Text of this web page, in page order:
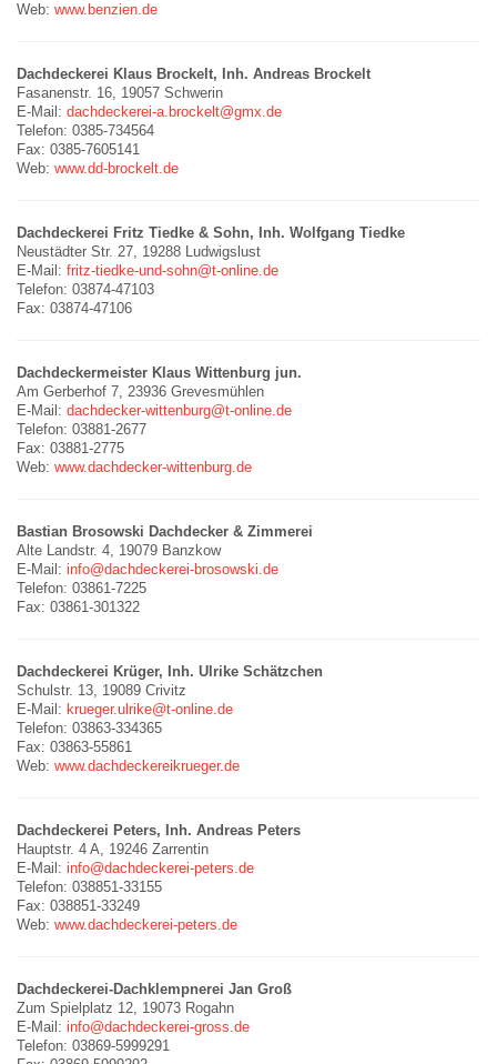
Web: www.benzien.de
Dachdeckerei Klaus Brockelt, Inh. Andreas Brockelt
Fasanenstr. 16, 19057 Schwerin
E-Mail: dachdeckerei-a.brockelt@gmx.de
Telefon: 0385-734564
Fax: 0385-7605141
Web: www.dd-brockelt.de
Dachdeckerei Fritz Tiedke & Sohn, Inh. Wolfgang Tiedke
Neustädter Str. 27, 19288 Ludwigslust
E-Mail: fritz-tiedke-und-sohn@t-online.de
Telefon: 03874-47103
Fax: 03874-47106
Dachdeckermeister Klaus Wittenburg jun.
Am Gerberhof 7, 23936 Grevesmühlen
E-Mail: dachdecker-wittenburg@t-online.de
Telefon: 03881-2677
Fax: 03881-2775
Web: www.dachdecker-wittenburg.de
Bastian Brosowski Dachdecker & Zimmerei
Alte Landstr. 4, 19079 Banzkow
E-Mail: info@dachdeckerei-brosowski.de
Telefon: 03861-7225
Fax: 03861-301322
Dachdeckerei Krüger, Inh. Ulrike Schätzchen
Schulstr. 13, 19089 Crivitz
E-Mail: krueger.ulrike@t-online.de
Telefon: 03863-334365
Fax: 03863-55861
Web: www.dachdeckereikrueger.de
Dachdeckerei Peters, Inh. Andreas Peters
Hauptstr. 4 A, 19246 Zarrentin
E-Mail: info@dachdeckerei-peters.de
Telefon: 038851-33155
Fax: 038851-33249
Web: www.dachdeckerei-peters.de
Dachdeckerei-Dachklempnerei Jan Groß
Zum Spielplatz 12, 19073 Rogahn
E-Mail: info@dachdeckerei-gross.de
Telefon: 03869-5999291